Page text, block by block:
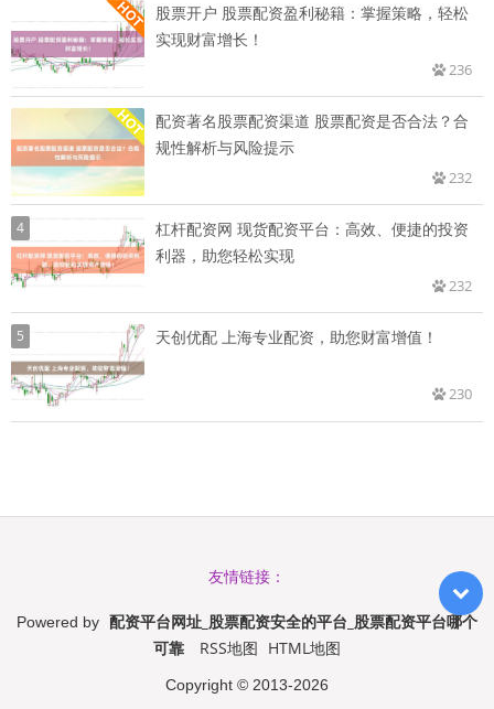
股票开户 股票配资盈利秘籍：掌握策略，轻松
实现财富增长！
236
配资著名股票配资渠道 股票配资是否合法？合
规性解析与风险提示
232
4
杠杆配资网 现货配资平台：高效、便捷的投资
利器，助您轻松实现
232
5 天创优配 上海专业配资，助您财富增值！
230
友情链接：
Powered by 配资平台网址_股票配资安全的平台_股票配资平台哪个
可靠
RSS地图 HTML地图
Copyright © 2013-2026